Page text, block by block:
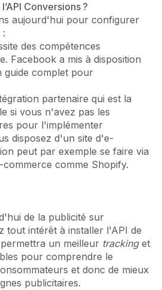
Conversions ?
aujourd'hui pour configurer
:
des compétences
Facebook a mis à disposition
guide complet pour
partenaire qui est la
si vous n'avez pas les
pour l'implémenter
disposez d'un site d'e-
peut par exemple se faire via
comme Shopify.
de la publicité sur
tout intérêt à installer l'API de
un meilleur trackinget
pour comprendre le
et donc de mieux
publicitaires.